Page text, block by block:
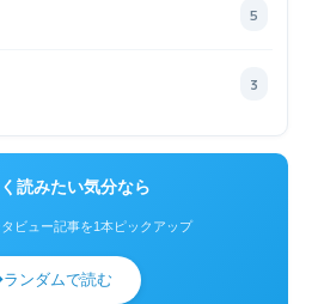
5
3
読みたい気分なら
ビュー記事を1本ピックアップ
ランダムで読む